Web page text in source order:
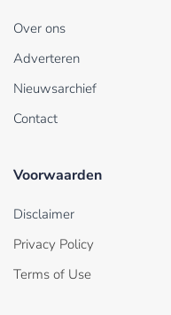
Over ons
Adverteren
Nieuwsarchief
Contact
Voorwaarden
Disclaimer
Privacy Policy
Terms of Use